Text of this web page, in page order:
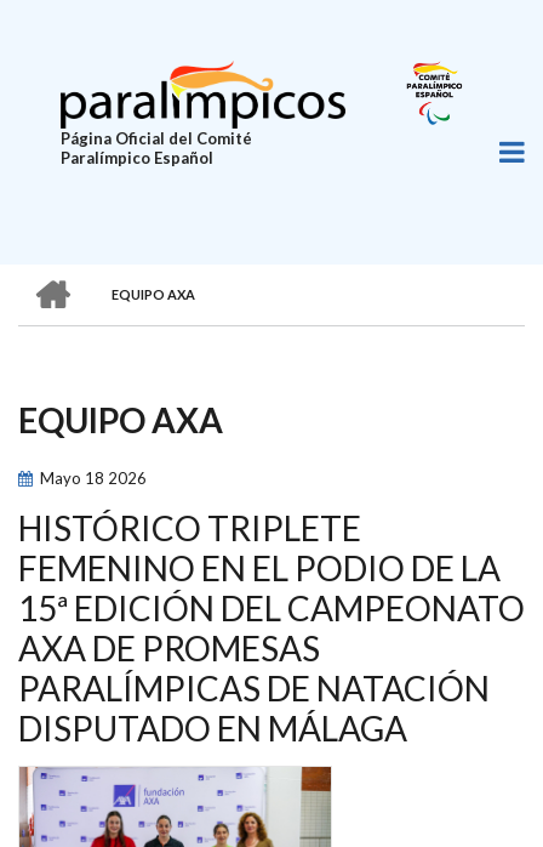
principal
Página Oficial del Comité
Paralímpico Español
SOBRESCRIBIR
DE
AYUDA
A
LA
NAVEGACIÓN
EQUIPO AXA
EQUIPO AXA
Mayo 18 2026
HISTÓRICO TRIPLETE
FEMENINO EN EL PODIO DE LA
15ª EDICIÓN DEL CAMPEONATO
AXA DE PROMESAS
PARALÍMPICAS DE NATACIÓN
DISPUTADO EN MÁLAGA